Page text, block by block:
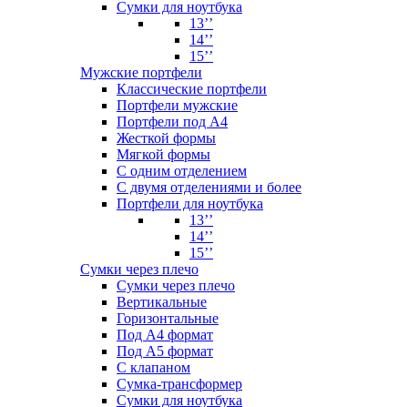
Сумки для ноутбука
13’’
14’’
15’’
Мужские портфели
Классические портфели
Портфели мужские
Портфели под А4
Жесткой формы
Мягкой формы
С одним отделением
С двумя отделениями и более
Портфели для ноутбука
13’’
14’’
15’’
Сумки через плечо
Сумки через плечо
Вертикальные
Горизонтальные
Под А4 формат
Под А5 формат
С клапаном
Сумка-трансформер
Сумки для ноутбука